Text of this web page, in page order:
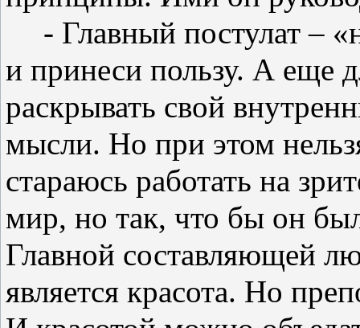
- Главный постулат –
и принеси пользу. А еще
раскрывать свой
мысли. Но при этом
стараюсь работать на
мир, но так, что бы он
Главной составляющей
является красота. Но